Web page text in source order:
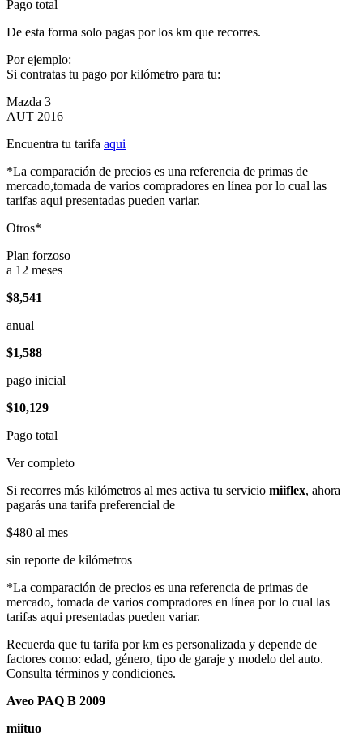
Pago total
De esta forma solo pagas por los km que recorres.
Por ejemplo:
Si contratas tu pago por kilómetro para tu:
Mazda 3
AUT 2016
Encuentra tu tarifa aqui
*La comparación de precios es una referencia de primas de
mercado,tomada de varios compradores en línea por lo cual las
tarifas aqui presentadas pueden variar.
Otros*
Plan forzoso
a 12 meses
$8,541
anual
$1,588
pago inicial
$10,129
Pago total
Ver completo
Si recorres más kilómetros al mes activa tu servicio miiflex, ahora
pagarás una tarifa preferencial de
$480 al mes
sin reporte de kilómetros
*La comparación de precios es una referencia de primas de
mercado, tomada de varios compradores en línea por lo cual las
tarifas aqui presentadas pueden variar.
Recuerda que tu tarifa por km es personalizada y depende de
factores como: edad, género, tipo de garaje y modelo del auto.
Consulta términos y condiciones.
Aveo PAQ B 2009
miituo